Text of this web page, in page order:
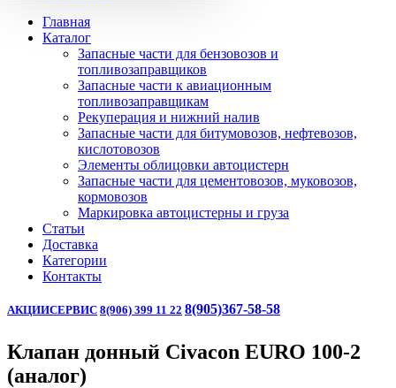
Главная
Каталог
Запасные части для бензовозов и
топливозаправщиков
Запасные части к авиационным
топливозаправщикам
Рекуперация и нижний налив
Запасные части для битумовозов, нефтевозов,
кислотовозов
Элементы облицовки автоцистерн
Запасные части для цементовозов, муковозов,
кормовозов
Маркировка автоцистерны и груза
Статьи
Доставка
Категории
Контакты
АКЦИИСЕРВИС 8(906) 399 11 22 8(905)367-58-58
Клапан донный Civacon EURO 100-2
(аналог)